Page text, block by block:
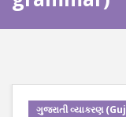
ગુજરાતી વ્યાકરણ